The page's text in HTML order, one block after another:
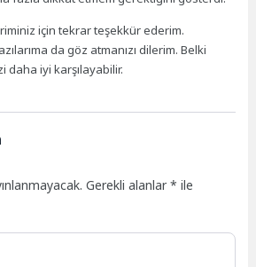
için tekrar teşekkür ederim.
da göz atmanızı dilerim. Belki
iyi karşılayabilir.
Gerekli alanlar* ile